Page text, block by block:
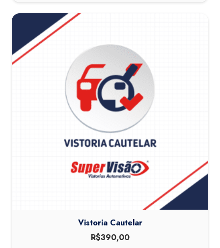
Vistoria Cautelar
R$390,00